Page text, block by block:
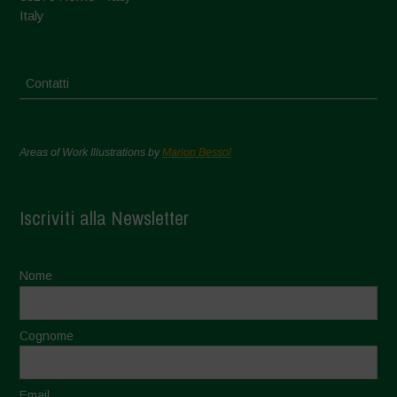
Italy
Contatti
Areas of Work Illustrations byMarion Bessol
Iscriviti alla Newsletter
Nome
Cognome